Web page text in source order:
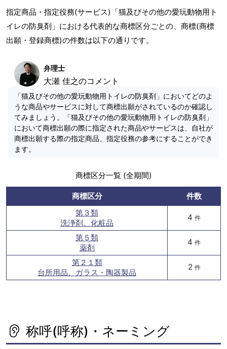
指定商品・指定役務(サービス)「猫及びその他の愛玩動物用ト
イレの防臭剤」における代表的な商標区分ごとの、商標(商標
出願・登録商標)の件数は以下の通りです。
弁理士
大瀬 佳之のコメント
「猫及びその他の愛玩動物用トイレの防臭剤」においてどのよ
うな商品やサービスに対して商標出願がされているのか確認し
てみましょう。「猫及びその他の愛玩動物用トイレの防臭剤」
において商標出願の際に指定された商品やサービスは、自社が
商標出願する際の指定商品、指定役務の参考にすることができ
ます。
商標区分一覧 (全期間)
商標区分
件数
第３類
洗浄剤、化粧品
4 件
第５類
薬剤
4 件
第２１類
台所用品、ガラス・陶器製品
2 件
称呼(呼称)・ネーミング